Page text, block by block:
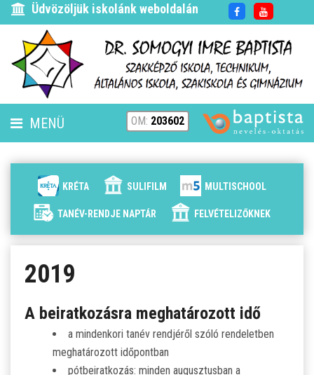
Üdvözöljük iskolánk weboldalán
MENÜ
HÍREK
ALAPÍTVÁNYUNK
ELÉRHETŐSÉG
SZJA 1% FELAJÁNLÁS
KÖZÉRDEKŰ
OM: 203602
KRÉTA SULIFILM MULTISCHOOL
TANÉV-RENDJE NAPTÁR FELVÉTELIZŐKNEK
2019
A beiratkozásra meghatározott idő
a mindenkori tanév rendjéről szóló rendeletben
meghatározott időpontban
pótbeiratkozás: minden augusztusban a